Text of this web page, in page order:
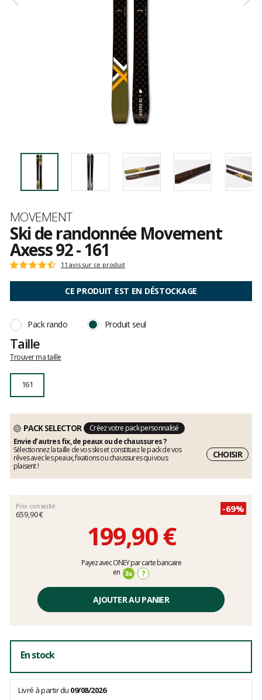
Marque
MOVEMENT
Ski de randonnée Movement
Axess 92 - 161
Référence
MOV-
Les
Note
:
sur
11 avis sur ce produit
CE PRODUIT EST EN DÉSTOCKAGE
Pack rando Produit seul
Taille
Trouver ma taille
161
PACK SELECTOR
Créez votre pack personnalisé
Envie d’autres fix, de peaux ou de chaussures ?
Sélectionnez la taille de vos skis et constituez le pack de vos
rêves avec les peaux, fixations ou chaussures qui vous
plaisent !
CHOISIR
Prix conseillé
659,90 €
-69%
199,90 €
Payez avec ONEY par carte bancaire
en
?
AJOUTER AU PANIER
En stock
Livré à partir du 09/08/2026